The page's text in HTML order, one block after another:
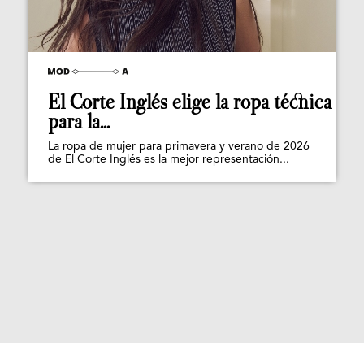
El Corte Inglés elige la ropa técnica
para la...
La ropa de mujer para primavera y verano de 2026
de El Corte Inglés es la mejor representación...